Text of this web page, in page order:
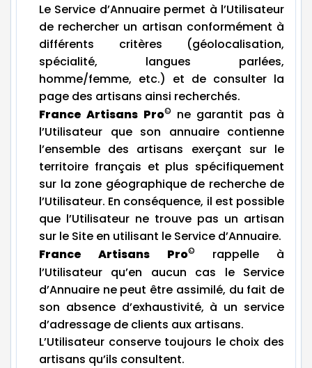
Le Service d’Annuaire permet à l’Utilisateur
de rechercher un artisan conformément à
différents critères (géolocalisation,
spécialité, langues parlées,
homme/femme, etc.) et de consulter la
page des artisans ainsi recherchés.
France Artisans Pro© ne garantit pas à
l’Utilisateur que son annuaire contienne
l’ensemble des artisans exerçant sur le
territoire français et plus spécifiquement
sur la zone géographique de recherche de
l’Utilisateur. En conséquence, il est possible
que l’Utilisateur ne trouve pas un artisan
sur le Site en utilisant le Service d’Annuaire.
France Artisans Pro©
rappelle à
l’Utilisateur qu’en aucun cas le Service
d’Annuaire ne peut être assimilé, du fait de
son absence d’exhaustivité, à un service
d’adressage de clients aux artisans.
L’Utilisateur conserve toujours le choix des
artisans qu’ils consultent.